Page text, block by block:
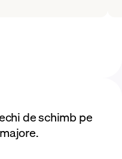
de schimb pe